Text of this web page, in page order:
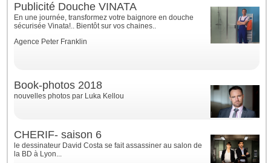
Publicité Douche VINATA
En une journée, transformez votre baignore en douche
sécurisée Vinata!.. Bientôt sur vos chaines..
Agence Peter Franklin
Book-photos 2018
nouvelles photos par Luka Kellou
CHERIF- saison 6
le dessinateur David Costa se fait assassiner au salon de
la BD à Lyon...